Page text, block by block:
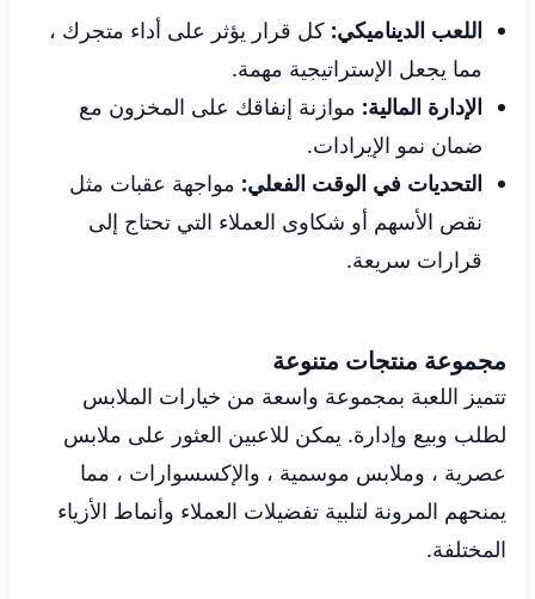
اللعب الديناميكي: كل قرار يؤثر على أداء متجرك ،
مما يجعل الإستراتيجية مهمة.
الإدارة المالية: موازنة إنفاقك على المخزون مع
ضمان نمو الإيرادات.
التحديات في الوقت الفعلي: مواجهة عقبات مثل
نقص الأسهم أو شكاوى العملاء التي تحتاج إلى
قرارات سريعة.
مجموعة منتجات متنوعة
تتميز اللعبة بمجموعة واسعة من خيارات الملابس
لطلب وبيع وإدارة. يمكن للاعبين العثور على ملابس
عصرية ، وملابس موسمية ، والإكسسوارات ، مما
يمنحهم المرونة لتلبية تفضيلات العملاء وأنماط الأزياء
المختلفة.